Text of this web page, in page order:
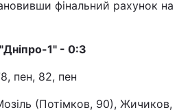
фінальний рахунок на
1" - 0:3
пен, 82, пен
(Потімков, 90), Жичиков,